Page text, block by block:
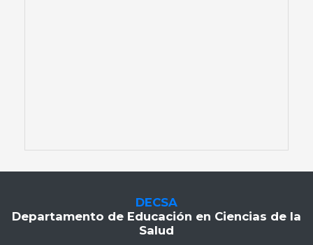
DECSA
Departamento de Educación en Ciencias de la
Salud